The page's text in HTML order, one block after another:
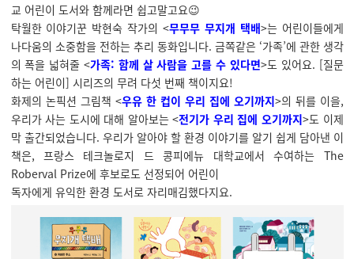
교 어린이 도서와 함께라면 쉽고말고요😉
탁월한 이야기꾼 박현숙 작가의 <무무무 무지개 택배>는 어린이들에게
나다움의 소중함을 전하는 추리 동화입니다. 금쪽같은 ‘가족’에 관한 생각
의 폭을 넓혀줄 <가족: 함께 살 사람을 고를 수 있다면>도 있어요. [질문
하는 어린이] 시리즈의 무려 다섯 번째 책이지요!
화제의 논픽션 그림책 <우유 한 컵이 우리 집에 오기까지>의 뒤를 이을,
우리가 사는 도시에 대해 알아보는 <전기가 우리 집에 오기까지>도 이제
막 출간되었습니다. 우리가 알아야 할 환경 이야기를 알기 쉽게 담아낸 이
책은, 프랑스 테크놀로지 드 콩피에뉴 대학교에서 수여하는 The
Roberval Prize에 후보로도 선정되어 어린이
독자에게 유익한 환경 도서로 자리매김했다지요.